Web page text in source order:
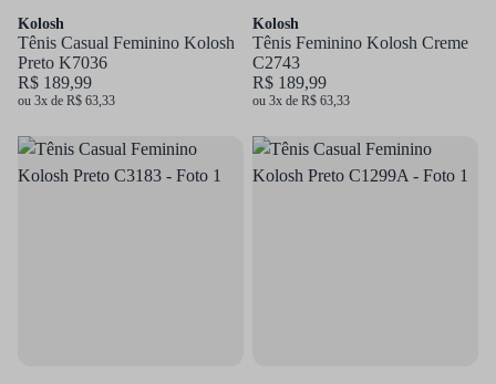
Kolosh
Tênis Casual Feminino Kolosh
Preto K7036
R$ 189,99
ou 3x de R$ 63,33
Kolosh
Tênis Feminino Kolosh Creme
C2743
R$ 189,99
ou 3x de R$ 63,33